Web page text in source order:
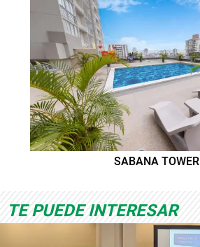
SABANA TOWER
TE PUEDE INTERESAR